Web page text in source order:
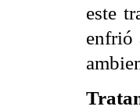
este
enfrió